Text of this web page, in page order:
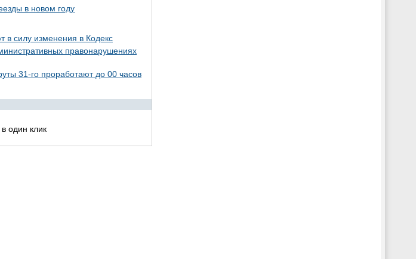
в новом году
в силу изменения в Кодекс
правонарушениях
31-го проработают до 00 часов
в один клик